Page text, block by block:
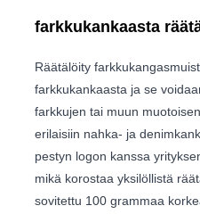
farkkukankaasta
Räätälöity
farkkukankaasta ja se
farkkujen tai muun
erilaisiin nahka- ja
pestyn logon kanssa
mikä korostaa yksilöllistä
sovitettu 100 grammaa